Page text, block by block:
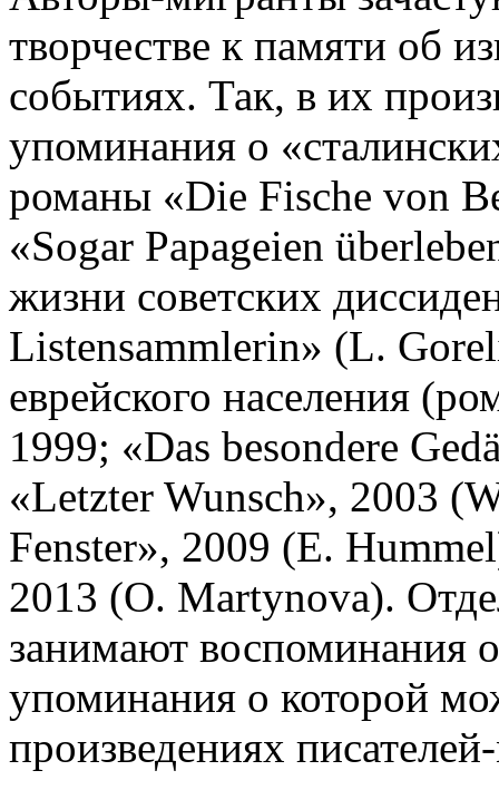
творчестве к памяти об
событиях. Так, в их
упоминания о
романы «Die Fische von
«Sogar Papageien
жизни советских
Listensammlerin» (L.
еврейского населения
1999; «Das besondere
«Letzter Wunsch», 2003
Fenster», 2009 (E.
2013 (O. Martynova).
занимают воспоминания
упоминания о которой
произведениях